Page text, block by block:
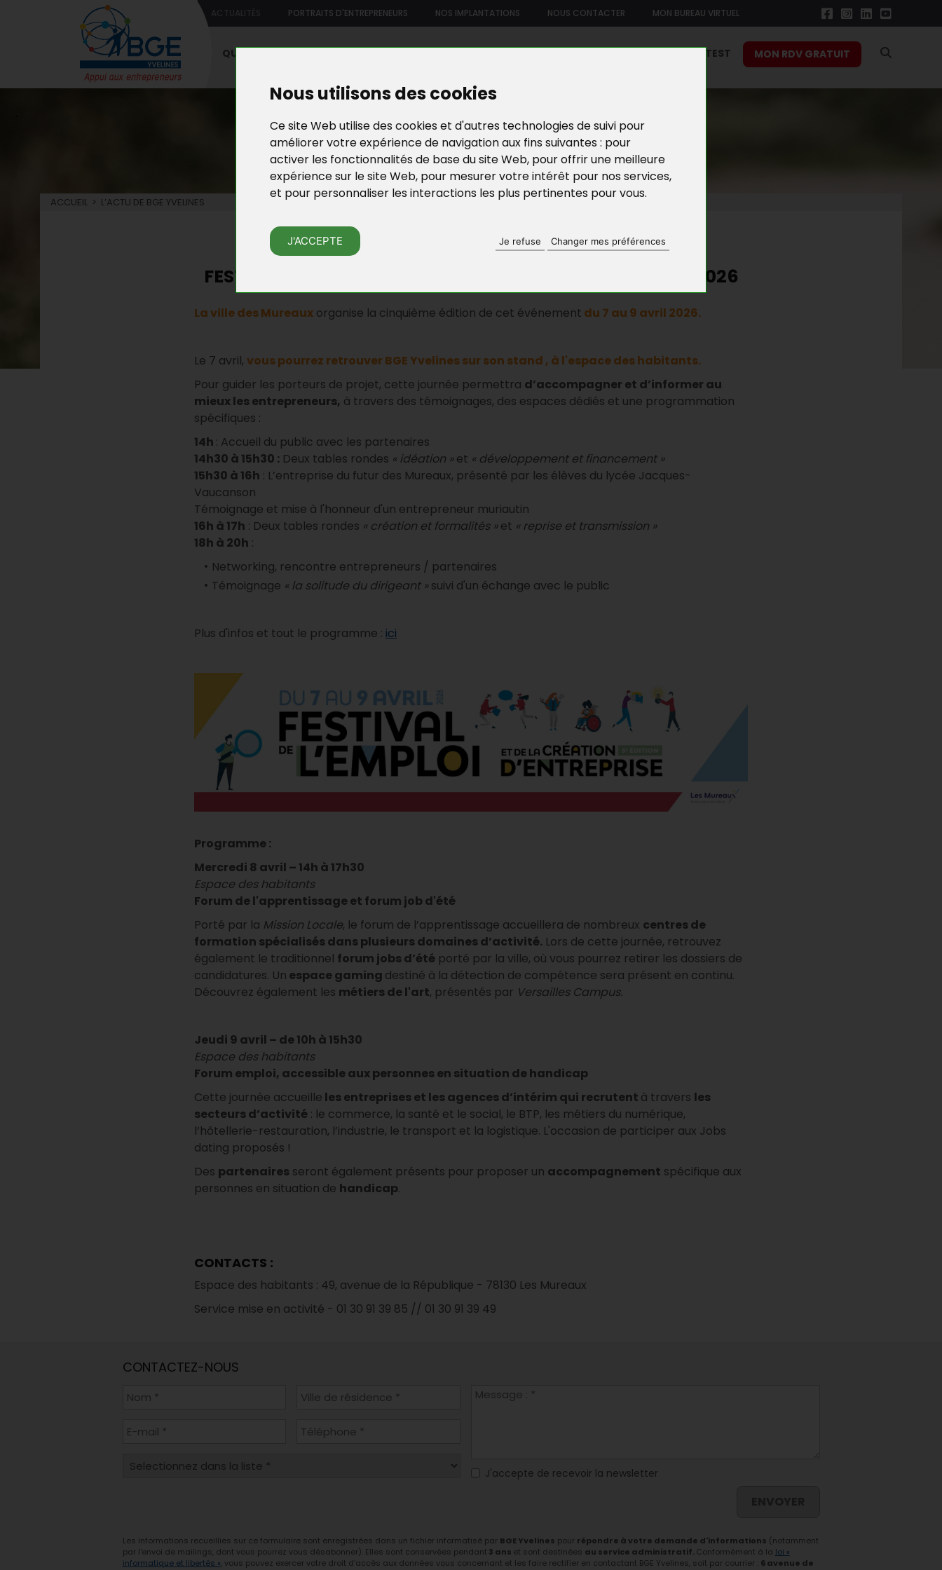
Nous utilisons des cookies
Ce site Web utilise des cookies et d'autres technologies de suivi pour
améliorer votre expérience de navigation aux fins suivantes : pour
activer les fonctionnalités de base du site Web, pour offrir une meilleure
expérience sur le site Web, pour mesurer votre intérêt pour nos services,
et pour personnaliser les interactions les plus pertinentes pour vous.
J'ACCEPTE Je refuse Changer mes préférences
PORTRAITS D'ENTREPRENEURS NOS IMPLANTATIONS NOUS CONTACTER MON BUREAU VIRTUEL
QUI SOMMES-NOUS FONCTION TEST MON RDV GRATUIT
ACCUEIL > L’ACTU DE BGE YVELINES
L’ACTU DE BGE YVELINES
FESTIVAL DE L'EMPLOI ET DE LA CRÉATION D'ENTREPRISE 2026
La ville des Mureaux organise la cinquième édition de cet événement du 7 au 9 avril 2026.
Le 7 avril, vous pourrez retrouver BGE Yvelines sur son stand , à l'espace des habitants.
Pour guider les porteurs de projet, cette journée permettra d’accompagner et d’informer au
mieux les entrepreneurs, à travers des témoignages, des espaces dédiés et une programmation
spécifiques :
14h : Accueil du public avec les partenaires
14h30 à 15h30 : Deux tables rondes « idéation » et « développement et financement »
15h30 à 16h : L’entreprise du futur des Mureaux, présenté par les élèves du lycée Jacques-
Vaucanson
Témoignage et mise à l'honneur d'un entrepreneur muriautin
16h à 17h : Deux tables rondes « création et formalités » et « reprise et transmission »
18h à 20h :
Networking, rencontre entrepreneurs / partenaires
Témoignage « la solitude du dirigeant » suivi d'un échange avec le public
Plus d'infos et tout le programme : ici
Programme :
Mercredi 8 avril – 14h à 17h30
Espace des habitants
Forum de l'apprentissage et forum job d'été
Porté par la Mission Locale, le forum de l’apprentissage accueillera de nombreux centres de
formation spécialisés dans plusieurs domaines d’activité. Lors de cette journée, retrouvez
également le traditionnel forum jobs d’été porté par la ville, où vous pourrez retirer les dossiers de
candidatures. Un espace gaming destiné à la détection de compétence sera présent en continu.
Découvrez également les métiers de l'art, présentés par Versailles Campus.
Jeudi 9 avril – de 10h à 15h30
Espace des habitants
Forum emploi, accessible aux personnes en situation de handicap
Cette journée accueille les entreprises et les agences d’intérim qui recrutent à travers les
secteurs d’activité : le commerce, la santé et le social, le BTP, les métiers du numérique,
l’hôtellerie-restauration, l’industrie, le transport et la logistique. L'occasion de participer aux Jobs
dating proposés !
Des partenaires seront également présents pour proposer un accompagnement spécifique aux
personnes en situation de handicap.
CONTACTS :
Espace des habitants : 49, avenue de la République - 78130 Les Mureaux
Service mise en activité - 01 30 91 39 85 // 01 30 91 39 49
CONTACTEZ-NOUS
J'accepte de recevoir la newsletter
Les informations recueillies sur ce formulaire sont enregistrées dans un fichier informatisé par BGE Yvelines pour répondre à votre demande d'informations (notamment
par l'envoi de mailings, dont vous pourrez vous désabonner). Elles sont conservées pendant 3 ans et sont destinées au service administratif. Conformément à la loi «
informatique et libertés » , vous pouvez exercer votre droit d'accès aux données vous concernant et les faire rectifier en contactant BGE Yvelines, soit par courrier :
6 avenue de